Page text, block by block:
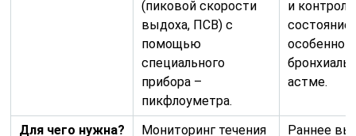
(пиковой скорости
выдоха, ПСВ) с
помощью
специального
прибора –
пикфлоуметра.
и
состояние
особенно
астме.
Для чего нужна?
Мониторинг течения
Раннее